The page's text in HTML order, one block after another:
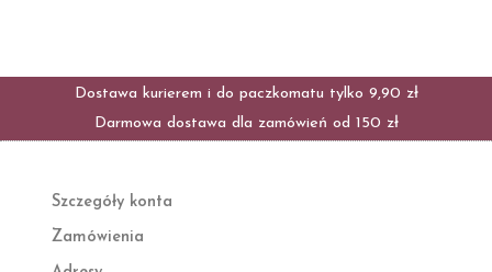
Dostawa kurierem i do paczkomatu tylko 9,90 zł
Darmowa dostawa dla zamówień od 150 zł
Szczegóły konta
Zamówienia